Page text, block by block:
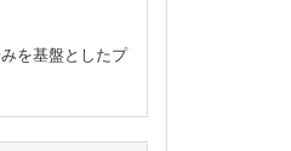
を基盤としたプ